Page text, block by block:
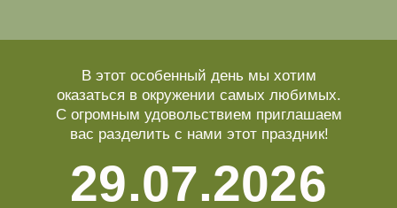
Сбор гостей по адресу: ЗАГС
Отдел-дворец РАГС Петродворцового
района, торговая площадь, 5
Посмотреть на карте